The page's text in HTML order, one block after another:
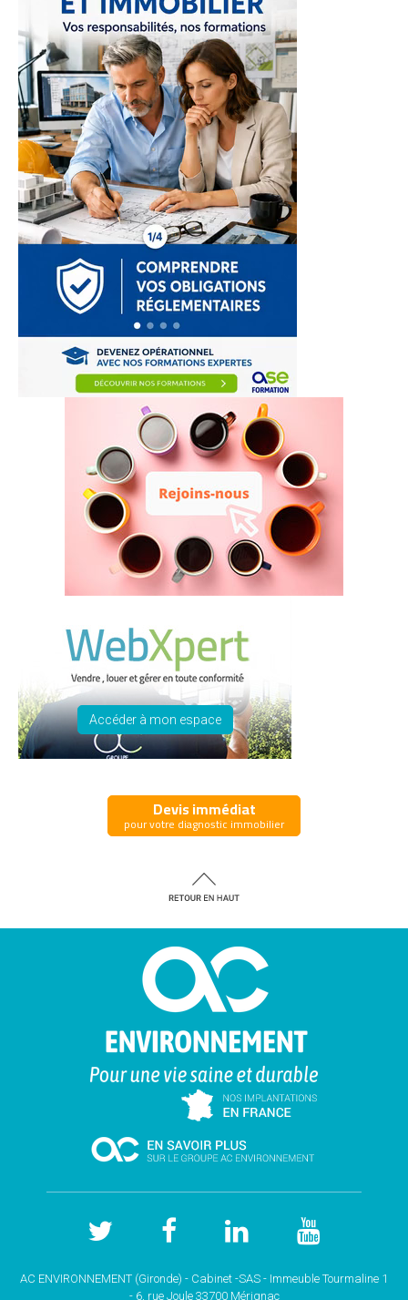
Accéder à mon espace
Devis immédiat
pour votre diagnostic immobilier
AC ENVIRONNEMENT (Gironde) - Cabinet -SAS - Immeuble Tourmaline 1
- 6, rue Joule 33700 Mérignac